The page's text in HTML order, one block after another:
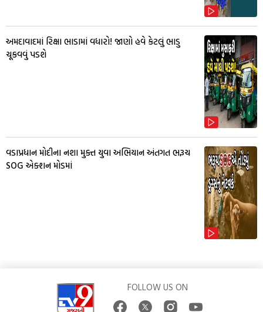
અમદાવાદમાં રિક્ષા ભાડામાં વધારો! જાણો હવે કેટલું ભાડુ
ચૂકવવું પડશે
વડાપ્રધાન મોદીના નશા મુક્ત યુવા અભિયાન અંતગત ભરૂચ
SOG એક્શન મોડમાં
FOLLOW US ON